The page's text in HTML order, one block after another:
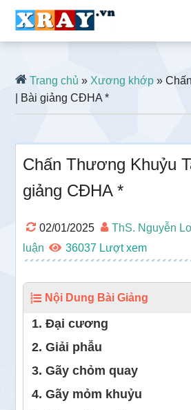
Trang chủ » Xương khớp »
| Bài giảng CĐHA *
Chấn Thương Khuỷu
giảng CĐHA *
02/01/2025 ThS. Nguyễn
luận
36037
Nội Dung Bài Giảng
1. Đại cương
2. Giải phẫu
3. Gãy chỏm quay
4. Gãy mỏm khuỷu